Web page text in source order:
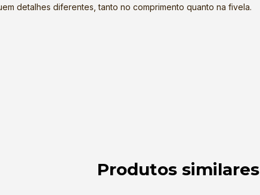
detalhes diferentes, tanto no comprimento quanto na fivela.
Produtos similares